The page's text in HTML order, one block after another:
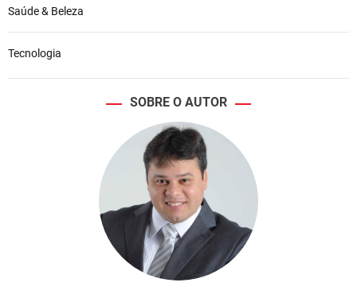
Saúde & Beleza
Tecnologia
SOBRE O AUTOR